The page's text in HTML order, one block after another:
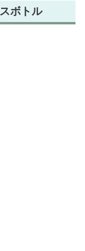
ボトル